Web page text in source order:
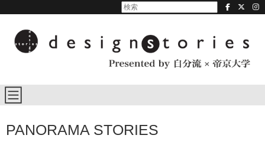
PANORAMA STORIES